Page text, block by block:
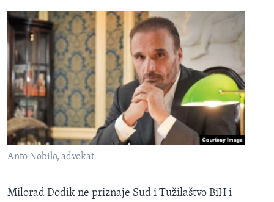
Anto Nobilo, advokat
Milorad Dodik ne priznaje Sud i Tužilaštvo BiH i